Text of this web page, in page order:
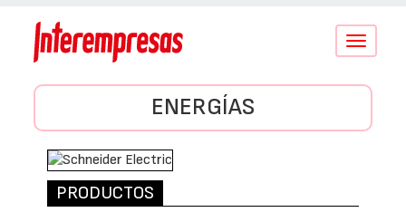
Conmutar
ENERGÍAS
PRODUCTOS